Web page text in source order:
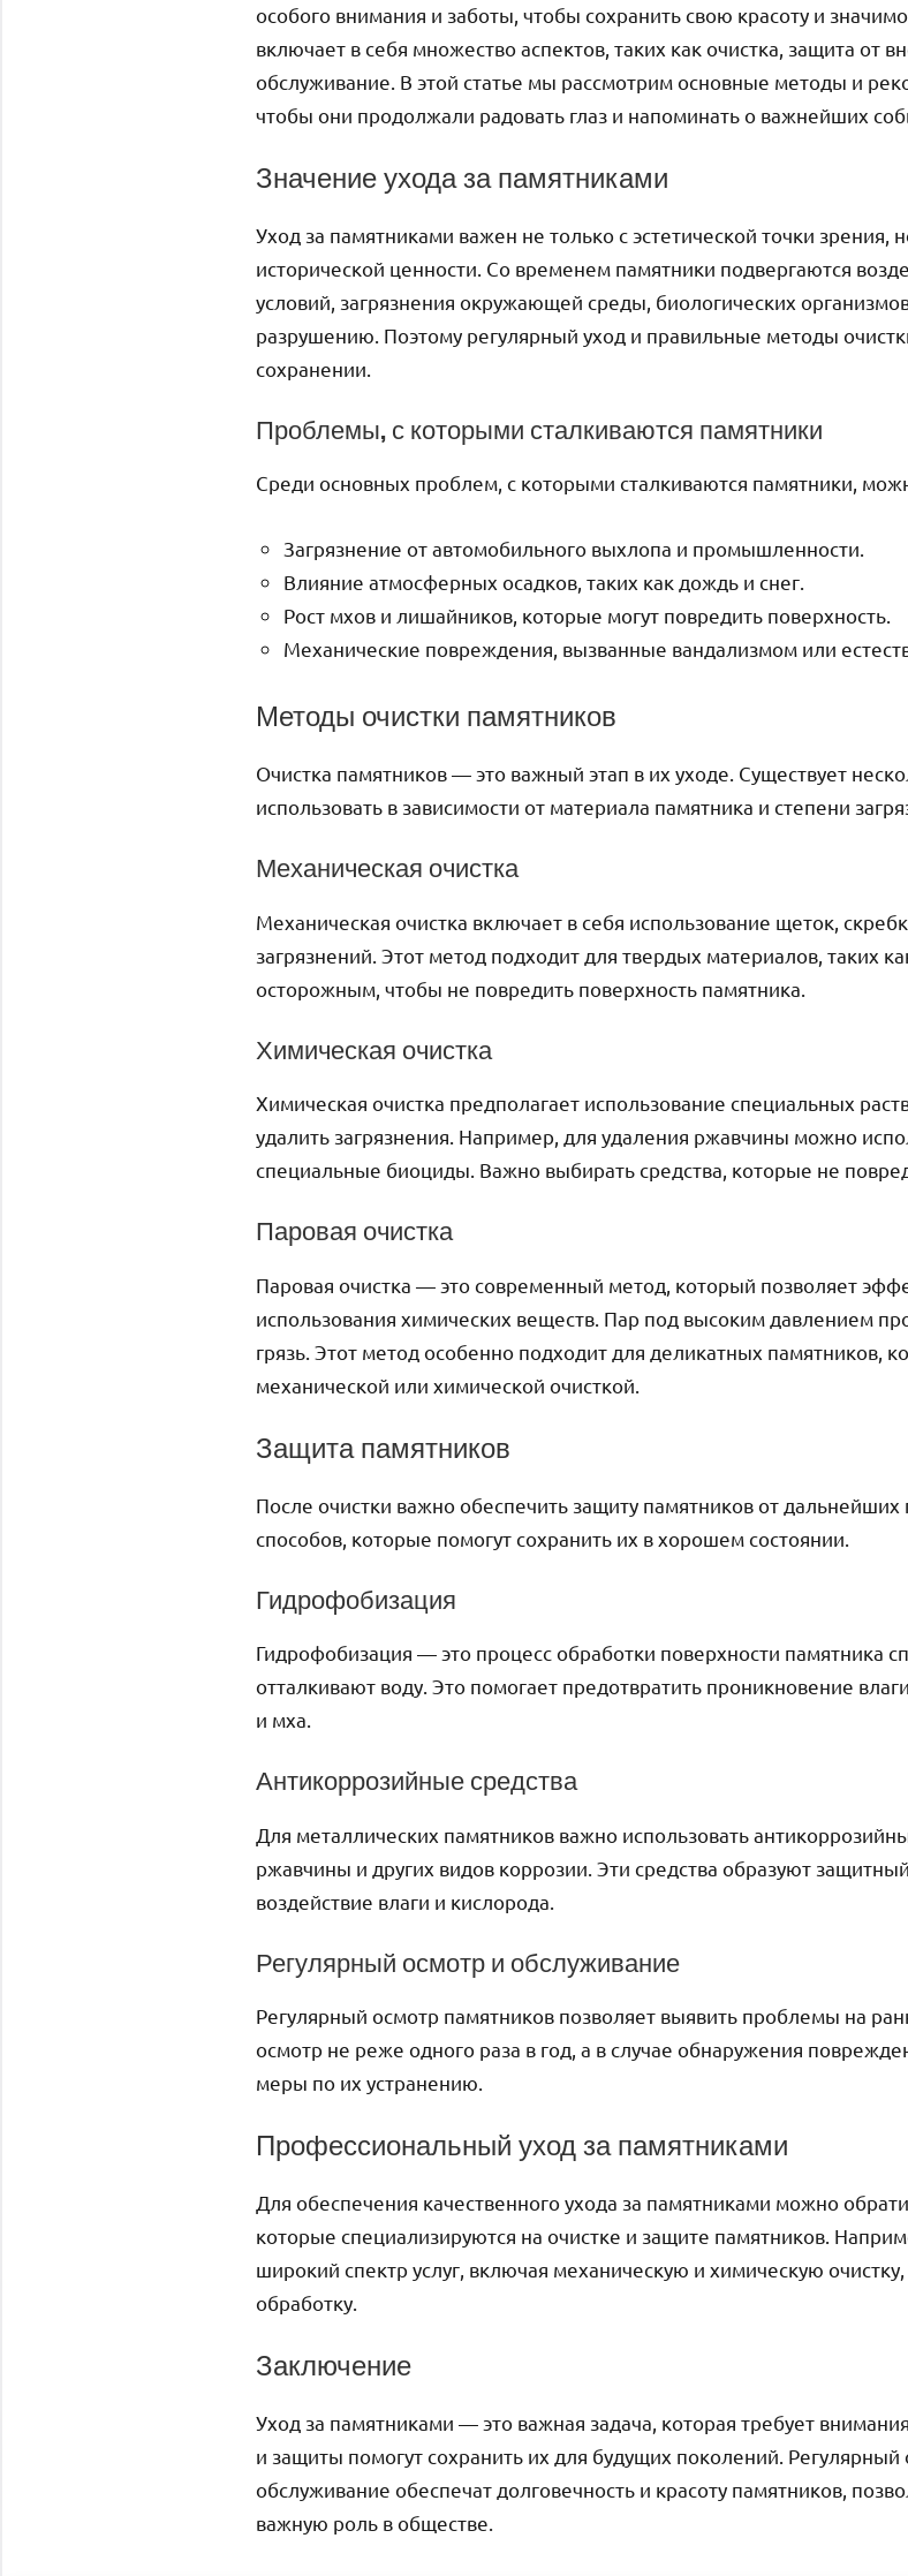
особого внимания и заботы, чтобы сохранить свою красоту и
включает в себя множество аспектов, таких как очистка, защита от
обслуживание. В этой статье мы рассмотрим основные методы и
чтобы они продолжали радовать глаз и напоминать о важнейших
Значение ухода за памятниками
Уход за памятниками важен не только с эстетической точки зрения,
исторической ценности. Со временем памятники подвергаются
условий, загрязнения окружающей среды, биологических
разрушению. Поэтому регулярный уход и правильные методы
сохранении.
Проблемы, с которыми сталкиваются памятники
Среди основных проблем, с которыми сталкиваются памятники,
Загрязнение от автомобильного выхлопа и промышленности.
Влияние атмосферных осадков, таких как дождь и снег.
Рост мхов и лишайников, которые могут повредить поверхность.
Механические повреждения, вызванные вандализмом или
Методы очистки памятников
Очистка памятников — это важный этап в их уходе. Существует
использовать в зависимости от материала памятника и степени
Механическая очистка
Механическая очистка включает в себя использование щеток,
загрязнений. Этот метод подходит для твердых материалов, таких
осторожным, чтобы не повредить поверхность памятника.
Химическая очистка
Химическая очистка предполагает использование специальных
удалить загрязнения. Например, для удаления ржавчины можно
специальные биоциды. Важно выбирать средства, которые не
Паровая очистка
Паровая очистка — это современный метод, который позволяет
использования химических веществ. Пар под высоким давлением
грязь. Этот метод особенно подходит для деликатных памятников,
механической или химической очисткой.
Защита памятников
После очистки важно обеспечить защиту памятников от
способов, которые помогут сохранить их в хорошем состоянии.
Гидрофобизация
Гидрофобизация — это процесс обработки поверхности памятника
отталкивают воду. Это помогает предотвратить проникновение
и мха.
Антикоррозийные средства
Для металлических памятников важно использовать
ржавчины и других видов коррозии. Эти средства образуют
воздействие влаги и кислорода.
Регулярный осмотр и обслуживание
Регулярный осмотр памятников позволяет выявить проблемы на
осмотр не реже одного раза в год, а в случае обнаружения
меры по их устранению.
Профессиональный уход за памятниками
Для обеспечения качественного ухода за памятниками можно
которые специализируются на очистке и защите памятников.
широкий спектр услуг, включая механическую и химическую
обработку.
Заключение
Уход за памятниками — это важная задача, которая требует
и защиты помогут сохранить их для будущих поколений.
обслуживание обеспечат долговечность и красоту памятников,
важную роль в обществе.